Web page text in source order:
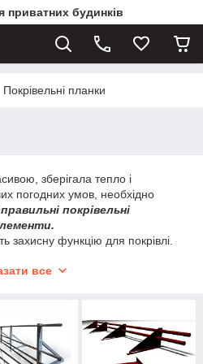
приватних будинків
Покрівельні планки
зберігала тепло і
погодних умов, необхідно
правильні покрівельні
захисну функцію для покрівлі.
в тих місцях, де
покрівельне покриття
Розглянемо основні
і планки до них:
все